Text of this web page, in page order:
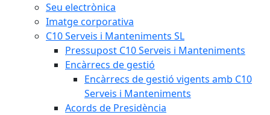
Seu electrònica
Imatge corporativa
C10 Serveis i Manteniments SL
Pressupost C10 Serveis i Manteniments
Encàrrecs de gestió
Encàrrecs de gestió vigents amb C10
Serveis i Manteniments
Acords de Presidència